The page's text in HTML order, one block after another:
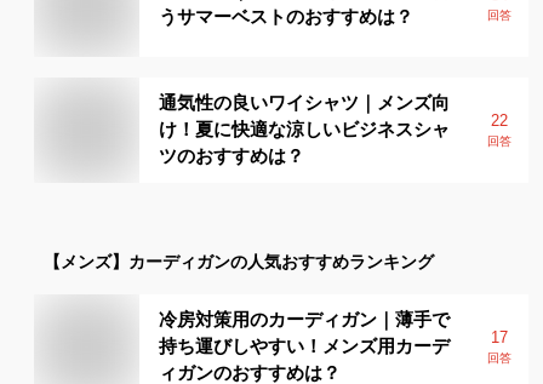
うサマーベストのおすすめは？
回答
通気性の良いワイシャツ｜メンズ向
け！夏に快適な涼しいビジネスシャ
ツのおすすめは？
22
回答
【メンズ】 カーディガンの人気おすすめランキング
冷房対策用のカーディガン｜薄手で
持ち運びしやすい！メンズ用カーデ
ィガンのおすすめは？
17
回答